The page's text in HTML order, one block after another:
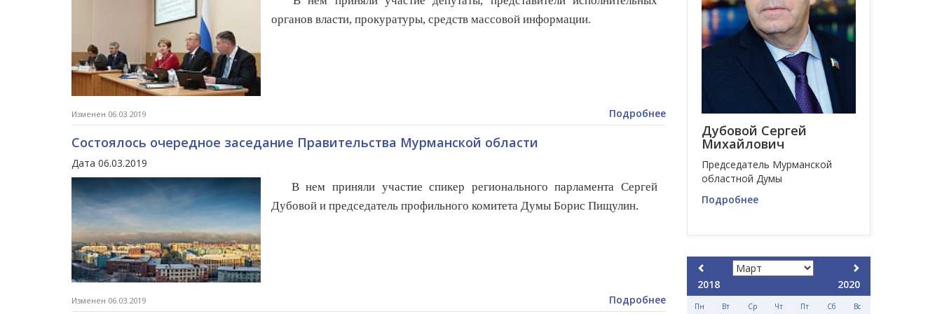
органов власти, прокуратуры, средств массовой информации.
Изменен 06.03.2019 Подробнее
Состоялось очередное заседание Правительства Мурманской области
Дата 06.03.2019
В нем приняли участие спикер регионального парламента Сергей
Дубовой и председатель профильного комитета Думы Борис Пищулин.
Изменен 06.03.2019 Подробнее
Дубовой Сергей
Михайлович
Председатель Мурманской
областной Думы
Подробнее
2018 2020
Пн Вт Ср Чт Пт Сб Вс